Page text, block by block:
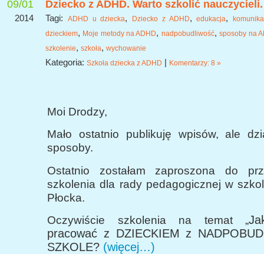
09/01
2014
Dziecko z ADHD. Warto szkolić nauczycieli.
Tagi: ADHD u dziecka, Dziecko z ADHD,edukacja,
dzieckiem, Moje metody na ADHD, nadpobudliwość,sposoby na
szkolenie, szkoła, wychowanie
Kategoria: Szkoła dziecka z ADHD | Komentarzy: 8 »
Moi Drodzy,
Mało ostatnio publikuję wpisów, ale
sposoby.
Ostatnio zostałam zaproszona do
szkolenia dla rady pedagogicznej w
Płocka.
Oczywiście szkolenia na temat „
pracować z DZIECKIEM z
SZKOLE? (więcej…)